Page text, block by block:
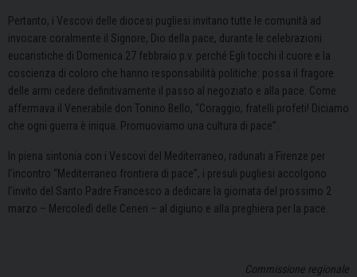
Pertanto, i Vescovi delle diocesi pugliesi invitano tutte le comunità ad
invocare coralmente il Signore, Dio della pace, durante le celebrazioni
eucaristiche di Domenica 27 febbraio p.v. perché Egli tocchi il cuore e la
coscienza di coloro che hanno responsabilità politiche: possa il fragore
delle armi cedere definitivamente il passo al negoziato e alla pace. Come
affermava il Venerabile don Tonino Bello, “Coraggio, fratelli profeti! Diciamo
che ogni guerra è iniqua. Promuoviamo una cultura di pace”.
In piena sintonia con i Vescovi del Mediterraneo, radunati a Firenze per
l’incontro “Mediterraneo frontiera di pace”, i presuli pugliesi accolgono
l’invito del Santo Padre Francesco a dedicare la giornata del prossimo 2
marzo – Mercoledì delle Ceneri – al digiuno e alla preghiera per la pace.
Commissione regionale